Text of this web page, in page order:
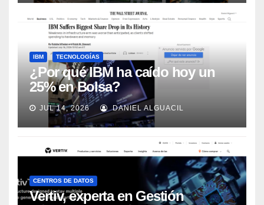
IBM TECNOLOGÍAS
¿Por qué IBM ha caído hoy un
25% en Bolsa?
JUL 14, 2026 DANIEL ALGUACIL
CENTROS DE DATOS
Vertiv, experta en Gestión